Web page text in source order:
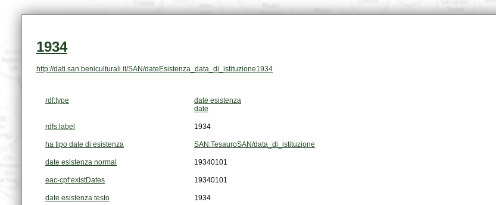
1934
http://dati.san.beniculturali.it/SAN/dateEsistenza_data_di_istituzione1934
rdf:type
date esistenza
date
rdfs:label 1934
ha tipo date di esistenza SAN:TesauroSAN/data_di_istituzione
date esistenza normal 19340101
eac-cpf:existDates 19340101
date esistenza testo 1934